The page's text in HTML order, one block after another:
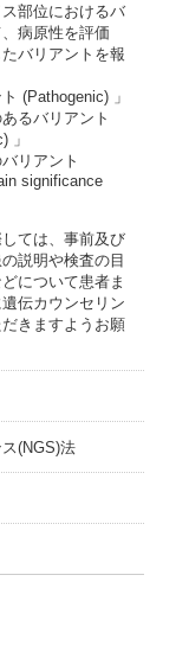
部位におけるバ
病原性を評価
バリアントを報
(Pathogenic) 」
るバリアント
」
リアント
significance
ては、事前及び
説明や検査の目
について患者ま
伝カウンセリン
きますようお願
(NGS)法